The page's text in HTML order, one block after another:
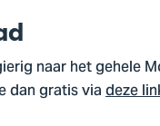
naar het gehele
dan gratis viadeze